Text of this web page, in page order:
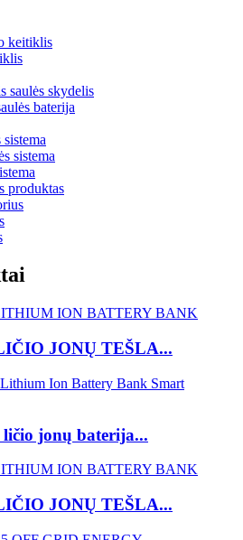
keitiklis
saulės skydelis
baterija
sistema
produktas
JONŲ TEŠLA...
ličio jonų baterija...
JONŲ TEŠLA...